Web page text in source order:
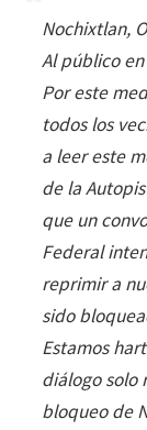
Nochixtlan,
Al público
Por este
todos los
a leer este
de la
que un
Federal
reprimir a
sido
Estamos
diálogo solo
bloqueo de